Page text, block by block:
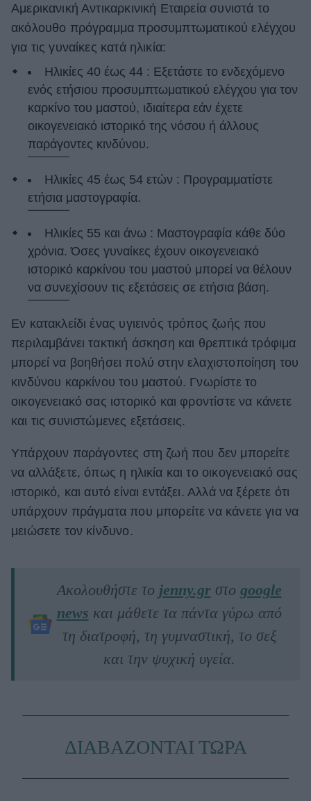
Αμερικανική Αντικαρκινική Εταιρεία συνιστά το
ακόλουθο πρόγραμμα προσυμπτωματικού ελέγχου
για τις γυναίκες κατά ηλικία:
Ηλικίες 40 έως 44 : Εξετάστε το ενδεχόμενο
ενός ετήσιου προσυμπτωματικού ελέγχου για τον
καρκίνο του μαστού, ιδιαίτερα εάν έχετε
οικογενειακό ιστορικό της νόσου ή άλλους
παράγοντες κινδύνου.
Ηλικίες 45 έως 54 ετών : Προγραμματίστε
ετήσια μαστογραφία.
Ηλικίες 55 και άνω : Μαστογραφία κάθε δύο
χρόνια. Όσες γυναίκες έχουν οικογενειακό
ιστορικό καρκίνου του μαστού μπορεί να θέλουν
να συνεχίσουν τις εξετάσεις σε ετήσια βάση.
Εν κατακλείδι ένας υγιεινός τρόπος ζωής που
περιλαμβάνει τακτική άσκηση και θρεπτικά τρόφιμα
μπορεί να βοηθήσει πολύ στην ελαχιστοποίηση του
κινδύνου καρκίνου του μαστού. Γνωρίστε το
οικογενειακό σας ιστορικό και φροντίστε να κάνετε
και τις συνιστώμενες εξετάσεις.
Υπάρχουν παράγοντες στη ζωή που δεν μπορείτε
να αλλάξετε, όπως η ηλικία και το οικογενειακό σας
ιστορικό, και αυτό είναι εντάξει. Αλλά να ξέρετε ότι
υπάρχουν πράγματα που μπορείτε να κάνετε για να
μειώσετε τον κίνδυνο.
Ακολουθήστε το jenny.grστο google
news και μάθετε τα πάντα γύρω από
τη διατροφή, τη γυμναστική, το σεξ
και την ψυχική υγεία.
ΔΙΑΒΑΖΟΝΤΑΙ ΤΩΡΑ